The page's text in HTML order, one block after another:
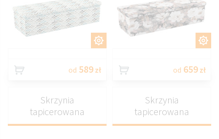
od 589 zł od 659 zł
Skrzynia
tapicerowana
Skrzynia
tapicerowana